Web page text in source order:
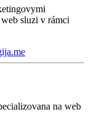
sluzi v rámci
na web